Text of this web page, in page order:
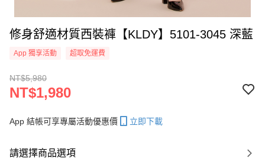
修身舒適材質西裝褲【KLDY】5101-3045 深藍
App 獨享活動 超取免運費
NT$5,980
NT$1,980
App 結帳可享專屬活動優惠價 立即下載
請選擇商品選項